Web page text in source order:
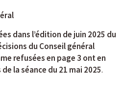
dans l’édition de juin 2025 du
du Conseil général
refusées en page 3 ont en
la séance du 21 mai 2025.